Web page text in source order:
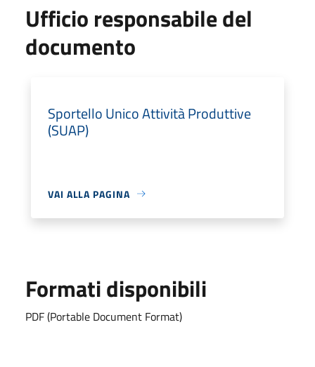
Ufficio responsabile del
documento
Sportello Unico Attività Produttive
(SUAP)
VAI ALLA PAGINA
Formati disponibili
PDF (Portable Document Format)